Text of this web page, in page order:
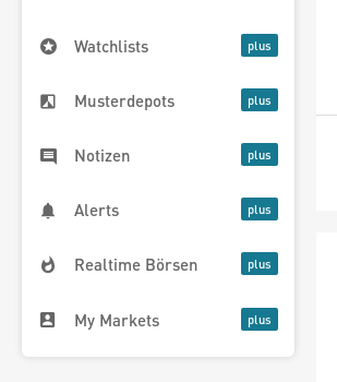
Watchlists
Musterdepots
Notizen
Alerts
Realtime Börsen
My Markets